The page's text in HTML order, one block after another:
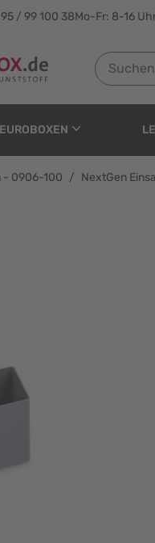
/ 99 100 38Mo-Fr: 8-16
Suchen
EUROBOXEN
- 0906-100 / NextGen